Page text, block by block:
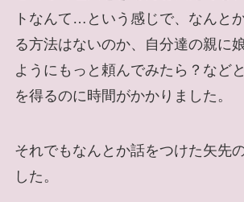
トなんて…という感じで、なんと
る方法はないのか、自分達の親に
ようにもっと頼んでみたら？など
を得るのに時間がかかりました。
それでもなんとか話をつけた矢先
した。